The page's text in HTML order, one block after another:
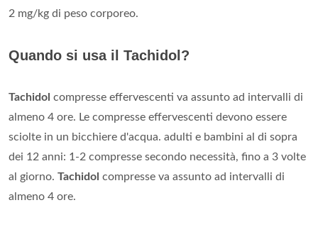
2 mg/kg di peso corporeo.
Quando si usa il Tachidol?
Tachidol compresse effervescenti va assunto ad intervalli di
almeno 4 ore. Le compresse effervescenti devono essere
sciolte in un bicchiere d'acqua. adulti e bambini al di sopra
dei 12 anni: 1-2 compresse secondo necessità, fino a 3 volte
al giorno. Tachidol compresse va assunto ad intervalli di
almeno 4 ore.